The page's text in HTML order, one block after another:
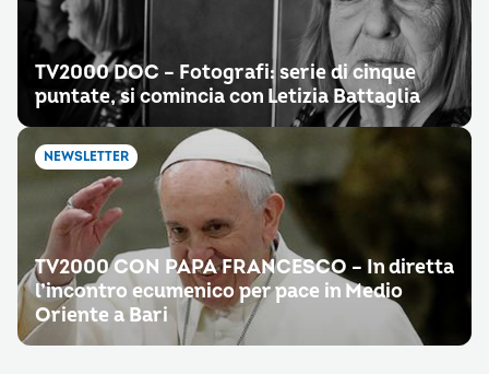
TV2000 DOC – Fotografi: serie di cinque
puntate, si comincia con Letizia Battaglia
NEWSLETTER
TV2000 CON PAPA FRANCESCO – In diretta
l’incontro ecumenico per pace in Medio
Oriente a Bari